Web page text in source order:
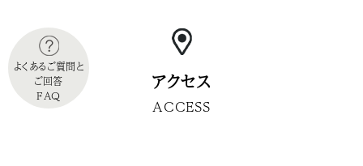
アクセス
ACCESS
よくあるご質問と
ご回答
FAQ